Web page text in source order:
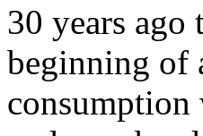
30 years ago
beginning of
consumption